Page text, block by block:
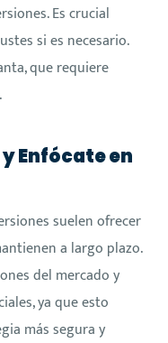
Es crucial
si es necesario.
que requiere
Enfócate en
suelen ofrecer
a largo plazo.
del mercado y
ya que esto
más segura y